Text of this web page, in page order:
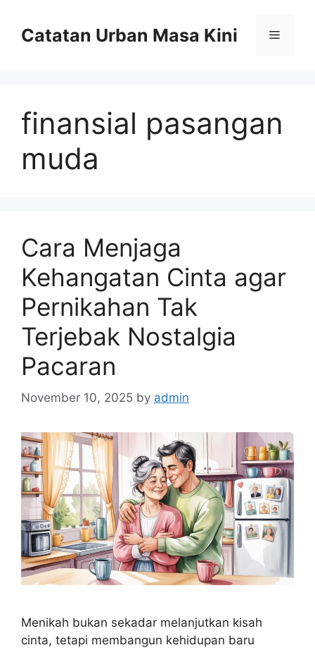
contentCatatan Urban Masa Kini Menu
finansial pasangan
muda
Cara Menjaga
Kehangatan Cinta agar
Pernikahan Tak
Terjebak Nostalgia
Pacaran
November 10, 2025 by admin
Menikah bukan sekadar melanjutkan kisah
cinta, tetapi membangun kehidupan baru